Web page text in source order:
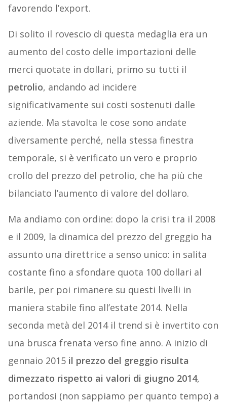
favorendo l’export.
Di solito il rovescio di questa medaglia era un
aumento del costo delle importazioni delle
merci quotate in dollari, primo su tutti il
petrolio, andando ad incidere
significativamente sui costi sostenuti dalle
aziende. Ma stavolta le cose sono andate
diversamente perché, nella stessa finestra
temporale, si è verificato un vero e proprio
crollo del prezzo del petrolio, che ha più che
bilanciato l’aumento di valore del dollaro.
Ma andiamo con ordine: dopo la crisi tra il 2008
e il 2009, la dinamica del prezzo del greggio ha
assunto una direttrice a senso unico: in salita
costante fino a sfondare quota 100 dollari al
barile, per poi rimanere su questi livelli in
maniera stabile fino all’estate 2014. Nella
seconda metà del 2014 il trend si è invertito con
una brusca frenata verso fine anno. A inizio di
gennaio 2015 il prezzo del greggio risulta
dimezzato rispetto ai valori di giugno 2014,
portandosi (non sappiamo per quanto tempo) a